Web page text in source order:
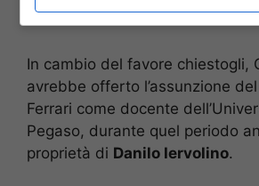
In cambio del favore chiestogli,
avrebbe offerto l’assunzione
Ferrari come docente
Pegaso, durante quel periodo
proprietà di Danilo Iervolino.